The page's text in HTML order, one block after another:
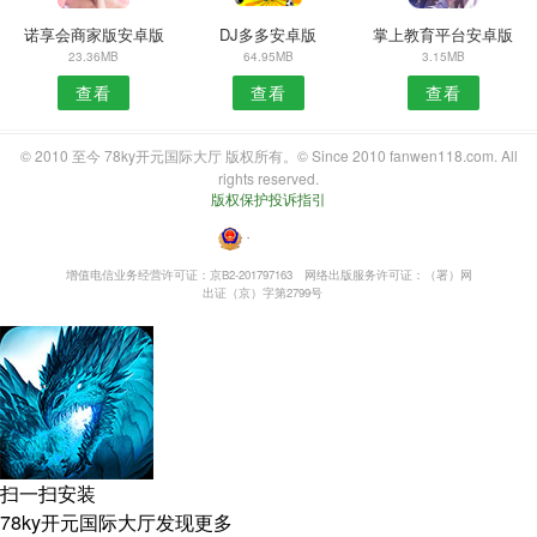
诺享会商家版安卓版
23.36MB
查看
DJ多多安卓版
64.95MB
查看
掌上教育平台安卓版
3.15MB
查看
© 2010 至今 78ky开元国际大厅 版权所有。© Since 2010 fanwen118.com. All
rights reserved.
版权保护投诉指引
・
增值电信业务经营许可证：京B2-201797163
网络出版服务许可证：（署）网
出证（京）字第2799号
扫一扫安装
78ky开元国际大厅发现更多